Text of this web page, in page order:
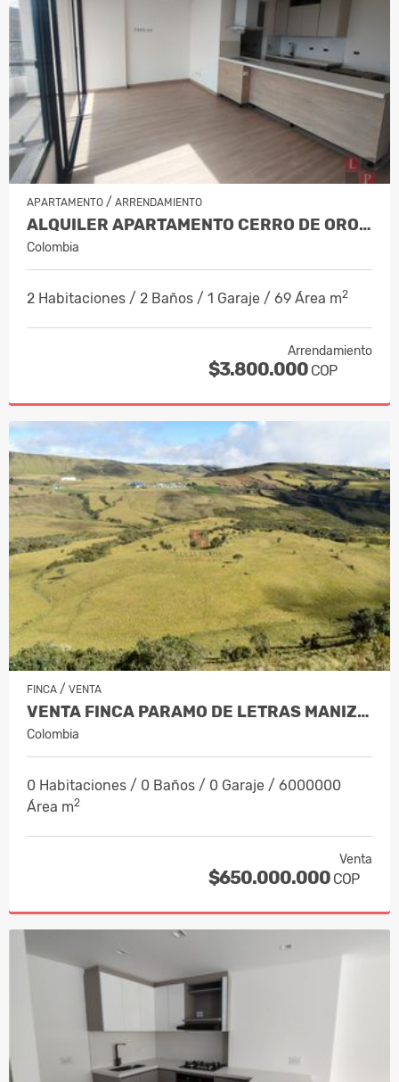
APARTAMENTO / ARRENDAMIENTO
ALQUILER APARTAMENTO CERRO DE ORO,…
Colombia
2 Habitaciones / 2 Baños / 1 Garaje / 69 Área m2
Arrendamiento
$3.800.000 COP
FINCA / VENTA
VENTA FINCA PARAMO DE LETRAS MANIZAL…
Colombia
0 Habitaciones / 0 Baños / 0 Garaje / 6000000
Área m2
Venta
$650.000.000 COP